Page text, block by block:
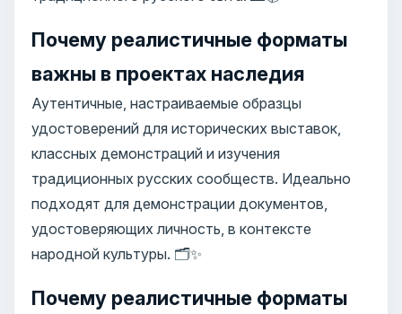
Почему реалистичные форматы
важны в проектах наследия
Аутентичные, настраиваемые образцы
удостоверений для исторических выставок,
классных демонстраций и изучения
традиционных русских сообществ. Идеально
подходят для демонстрации документов,
удостоверяющих личность, в контексте
народной культуры. 🗂️✨
Почему реалистичные форматы